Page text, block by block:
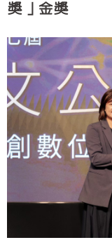
獎」金獎